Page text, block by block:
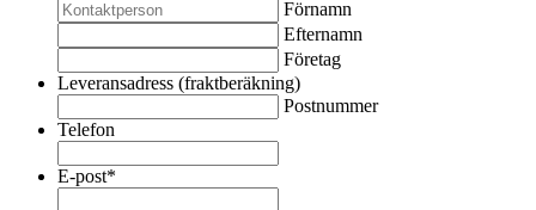
Förnamn
Efternamn
Företag
Leveransadress (fraktberäkning)
Postnummer
Telefon
E-post*